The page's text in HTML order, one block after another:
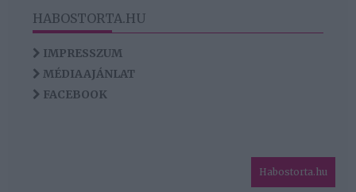
HABOSTORTA.HU
IMPRESSZUM
MÉDIAAJÁNLAT
FACEBOOK
Habostorta.hu